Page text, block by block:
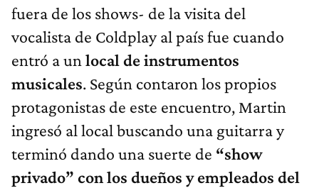
fuera de los shows- de la visita del
vocalista de Coldplay al país fue cuando
entró a un local de instrumentos
musicales. Según contaron los propios
protagonistas de este encuentro, Martin
ingresó al local buscando una guitarra y
terminó dando una suerte de “show
privado” con los dueños y empleados del